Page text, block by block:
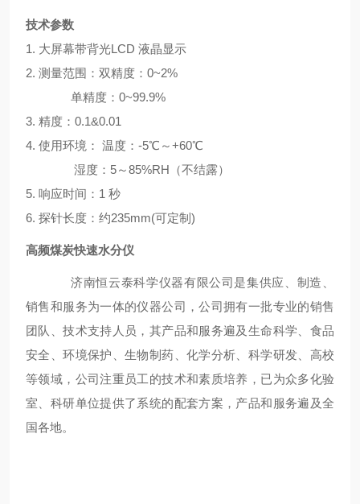
技术参数
1. 大屏幕带背光LCD 液晶显示
2. 测量范围：双精度：0~2%
单精度：0~99.9%
3. 精度：0.1&0.01
4. 使用环境： 温度：-5℃～+60℃
湿度：5～85%RH（不结露）
5. 响应时间：1 秒
6. 探针长度：约235mm(可定制)
高频煤炭快速水分仪
济南恒云泰科学仪器有限公司是集供应、 制造、
销售和服务为一体的仪器公司 ，公司拥有一批专业的销售
团队、技术支持人员 ， 其产品和服务遍及生命科学、食品
安全、环境保护、生物制药、化学分析、科学研发
高校
等领域 ， 公司注重员工的技术和素质培养，已为众多化验
室、科研单位提供了系统的配套方案，产品和服务遍及全
国各地。